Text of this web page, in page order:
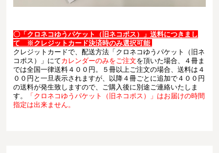
〇 「クロネコゆうパケット（旧ネコポス）」送料につきまし
て ※クレジットカード決済時のみ選択可能
クレジットカードで、配送方法「クロネコゆうパケット（旧ネ
コポス）」にてカレンダーのみをご注文を頂いた場合、４冊ま
では全国一律送料４００円。５冊以上ご注文の場合、送料は４
００円と一旦表示されますが、以降４冊ごとに追加で４００円
の送料が発生致しますので、ご購入後に別途ご連絡いたしま
す。
「クロネコゆうパケット（旧ネコポス）」はお届けの時間
指定は出来ません。